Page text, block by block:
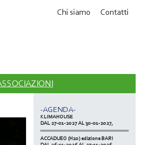
Chi siamo Contatti
-AGENDA-
DAL 07-03-2028 AL 10-03-2028,
KLIMAHOUSE
DAL 27-01-2027 AL 30-01-2027,
ACCADUEO (H20) edizione BARI
DAL 26-11-2026 AL 27-11-2026,